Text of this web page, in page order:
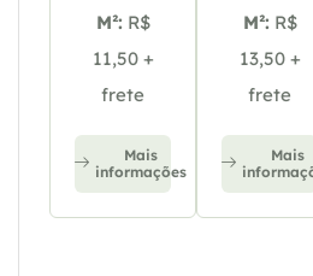
M²: R$
11,50 +
frete
Mais
informações
M²: R$
13,50 +
frete
Mais